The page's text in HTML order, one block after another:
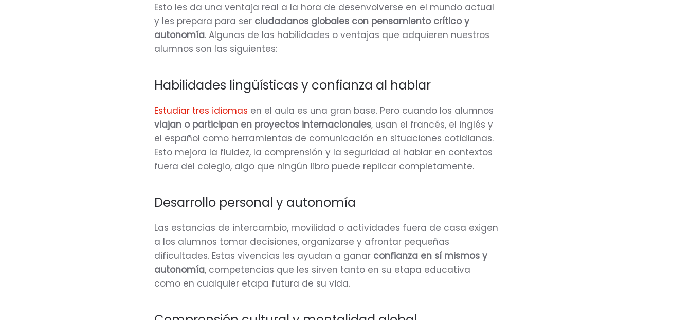
Esto les da una ventaja real a la hora de desenvolverse en el mundo actual
y les prepara para ser ciudadanos globales con pensamiento crítico y
autonomía. Algunas de las habilidades o ventajas que adquieren nuestros
alumnos son las siguientes:
Habilidades lingüísticas y confianza al hablar
Estudiar tres idiomas en el aula es una gran base. Pero cuando los alumnos
viajan o participan en proyectos internacionales, usan el francés, el inglés y
el español como herramientas de comunicación en situaciones cotidianas.
Esto mejora la fluidez, la comprensión y la seguridad al hablar en contextos
fuera del colegio, algo que ningún libro puede replicar completamente.
Desarrollo personal y autonomía
Las estancias de intercambio, movilidad o actividades fuera de casa exigen
a los alumnos tomar decisiones, organizarse y afrontar pequeñas
dificultades. Estas vivencias les ayudan a ganar confianza en sí mismos y
autonomía, competencias que les sirven tanto en su etapa educativa
como en cualquier etapa futura de su vida.